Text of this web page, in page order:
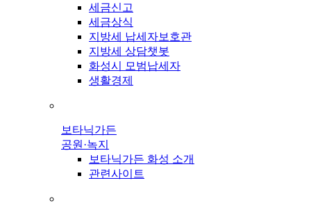
세금신고
세금상식
지방세 납세자보호관
지방세 상담챗봇
화성시 모범납세자
생활경제
보타닉가든
공원·녹지
보타닉가든 화성 소개
관련사이트